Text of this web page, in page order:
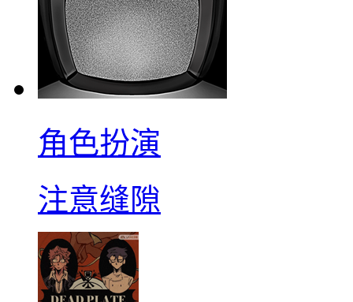
角色扮演
注意缝隙